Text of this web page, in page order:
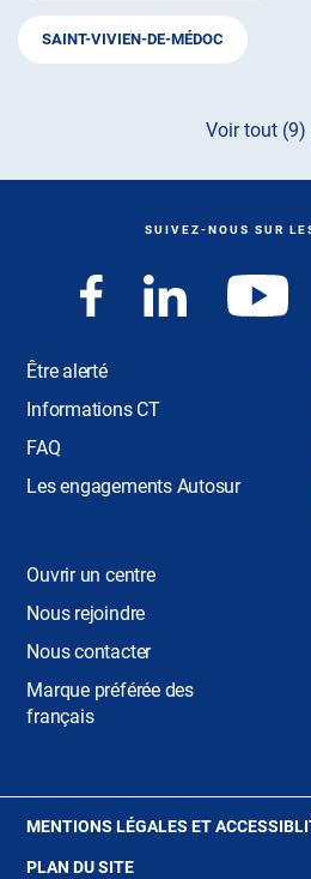
SAINT-VIVIEN-DE-MÉDOC
Voir tout (9)
de
de
de
SUIVEZ-NOUS SUR
Être alerté
Informations CT
FAQ
Les engagements Autosur
Ouvrir un centre
Nous rejoindre
Nous contacter
Marque préférée des
français
MENTIONS LÉGALES ET
PLAN DU SITE